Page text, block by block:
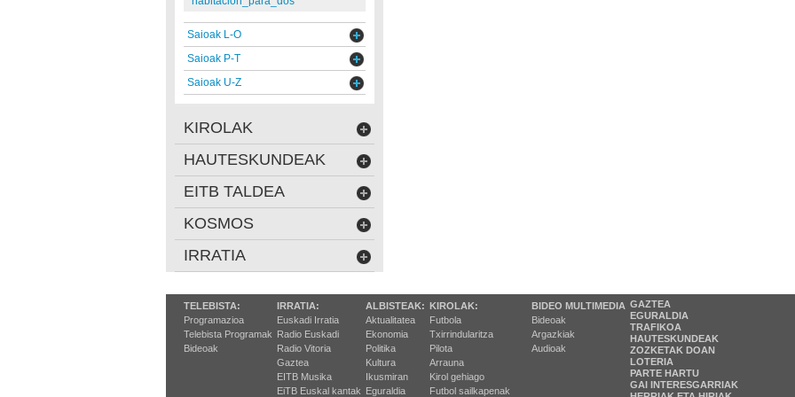
Saioak L-O
Saioak P-T
Saioak U-Z
KIROLAK
HAUTESKUNDEAK
EITB TALDEA
KOSMOS
IRRATIA
TELEBISTA:
Programazioa
Telebista Programak
Bideoak
IRRATIA:
Euskadi Irratia
Radio Euskadi
Radio Vitoria
Gaztea
EITB Musika
EiTB Euskal kantak
ALBISTEAK:
Aktualitatea
Ekonomia
Politika
Kultura
Ikusmiran
Eguraldia
KIROLAK:
Futbola
Txirrindularitza
Pilota
Arrauna
Kirol gehiago
Futbol sailkapenak
BIDEO MULTIMEDIA
Bideoak
Argazkiak
Audioak
GAZTEA
EGURALDIA
TRAFIKOA
HAUTESKUNDEAK
ZOZKETAK DOAN
LOTERIA
PARTE HARTU
GAI INTERESGARRIAK